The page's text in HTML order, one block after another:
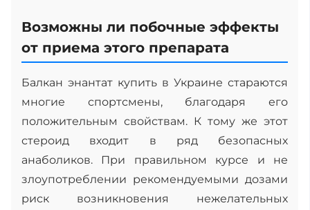
Возможны ли побочные эффекты
от приема этого препарата
Балкан энантат купить в Украине стараются
многие спортсмены, благодаря его
положительным свойствам. К тому же этот
стероид входит в ряд безопасных
анаболиков. При правильном курсе и не
злоупотреблении рекомендуемыми дозами
риск возникновения нежелательных